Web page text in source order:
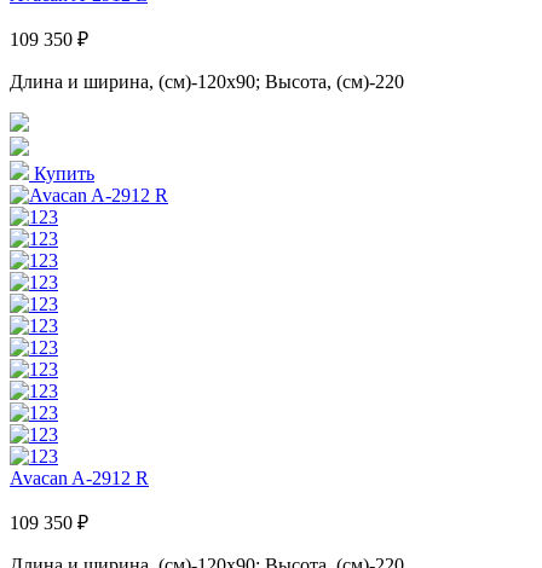
109 350 ₽
Длина и ширина, (см)-120x90; Высота, (см)-220
Купить
Avacan A-2912 R
109 350 ₽